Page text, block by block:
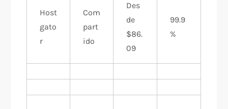
Host
gato
r
Com
part
ido
Des
de
$86.
09
99.9
%